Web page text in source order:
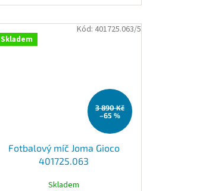
Skladem
3 890 Kč
–65 %
Fotbalový míč Joma Gioco
401725.063
Skladem
Kód: 401725.063/5